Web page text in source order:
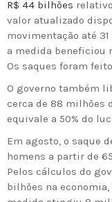
R$ 44 bilhões
valor atualizado
movimentação até 31
a medida beneficiou
Os saques foram
O governo também
cerca de 88 milhões
equivale a 50% do
Em agosto, o saque
homens a partir de
Pelos cálculos do
bilhões na economia,